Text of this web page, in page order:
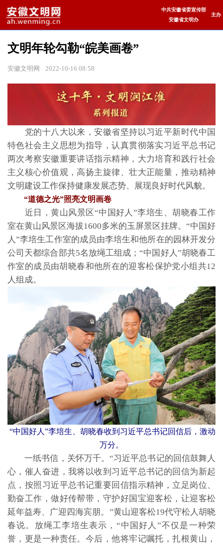
中共安徽省委宣传部
安徽省文明办
主办
文明年轮勾勒“皖美画卷”
安徽文明网 2022-10-16 08:58
党的十八大以来，安徽省坚持以习近平新时代中国
特色社会主义思想为指导，认真贯彻落实习近平总书记
两次考察安徽重要讲话指示精神，大力培育和践行社会
主义核心价值观，高扬主旋律、壮大正能量，推动精神
文明建设工作保持健康发展态势、展现良好时代风貌。
“道德之光”照亮文明画卷
近日，黄山风景区“中国好人”李培生、胡晓春工作
室在黄山风景区海拔1600多米的玉屏景区挂牌。“中国好
人”李培生工作室的成员由李培生和他所在的园林开发分
公司天都综合部共5名放绳工组成；“中国好人”胡晓春工
作室的成员由胡晓春和他所在的迎客松保护党小组共12
人组成。
“中国好人”李培生、胡晓春收到习近平总书记回信后，激动
万分。
一纸书信，关怀万千。“习近平总书记的回信鼓舞人
心，催人奋进，我将以收到习近平总书记的回信为新起
点，按照习近平总书记重要回信指示精神，立足岗位、
勤奋工作，做好传帮带，守护好国宝迎客松，让迎客松
延年益寿、广迎四海宾朋。”黄山迎客松19代守松人胡晓
春说。放绳工李培生表示，“中国好人”不仅是一种荣
誉，更是一种责任。今后，他将牢记嘱托，扎根黄山，